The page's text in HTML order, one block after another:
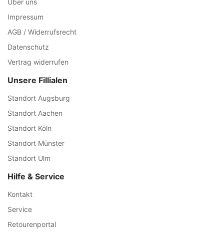
Über uns
Impressum
AGB / Widerrufsrecht
Datenschutz
Vertrag widerrufen
Unsere Fillialen
Standort Augsburg
Standort Aachen
Standort Köln
Standort Münster
Standort Ulm
Hilfe & Service
Kontakt
Service
Retourenportal